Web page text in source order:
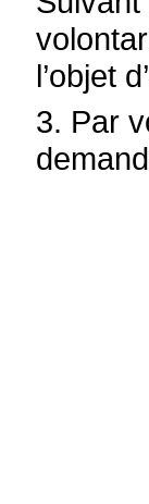
l’objet
3. Par